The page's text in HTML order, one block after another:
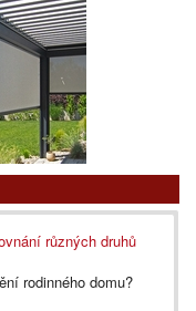
různých druhů
rodinného domu?